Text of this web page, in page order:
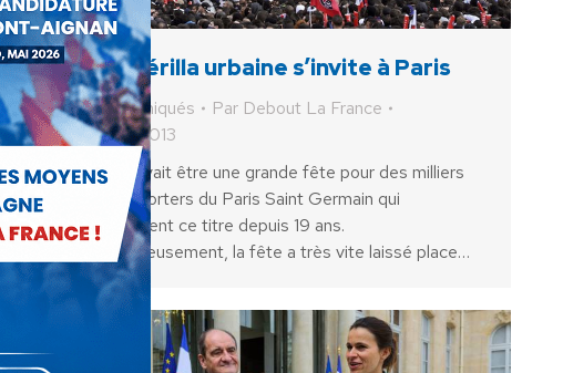
La guérilla urbaine s’invite à Paris
Communiqués Par Debout La France
14 mai 2013
Cela devait être une grande fête pour des milliers
de supporters du Paris Saint Germain qui
attendaient ce titre depuis 19 ans.
Malheureusement, la fête a très vite laissé place…